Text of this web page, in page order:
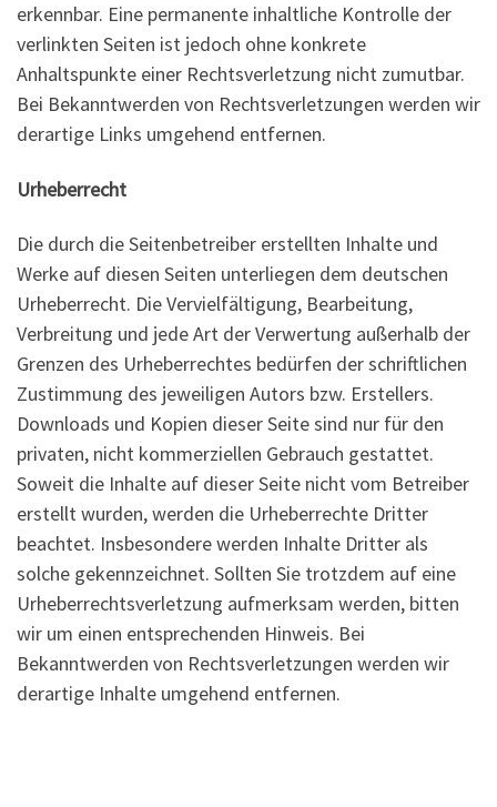
erkennbar. Eine permanente inhaltliche Kontrolle der
verlinkten Seiten ist jedoch ohne konkrete
Anhaltspunkte einer Rechtsverletzung nicht zumutbar.
Bei Bekanntwerden von Rechtsverletzungen werden wir
derartige Links umgehend entfernen.
Urheberrecht
Die durch die Seitenbetreiber erstellten Inhalte und
Werke auf diesen Seiten unterliegen dem deutschen
Urheberrecht. Die Vervielfältigung, Bearbeitung,
Verbreitung und jede Art der Verwertung außerhalb der
Grenzen des Urheberrechtes bedürfen der schriftlichen
Zustimmung des jeweiligen Autors bzw. Erstellers.
Downloads und Kopien dieser Seite sind nur für den
privaten, nicht kommerziellen Gebrauch gestattet.
Soweit die Inhalte auf dieser Seite nicht vom Betreiber
erstellt wurden, werden die Urheberrechte Dritter
beachtet. Insbesondere werden Inhalte Dritter als
solche gekennzeichnet. Sollten Sie trotzdem auf eine
Urheberrechtsverletzung aufmerksam werden, bitten
wir um einen entsprechenden Hinweis. Bei
Bekanntwerden von Rechtsverletzungen werden wir
derartige Inhalte umgehend entfernen.